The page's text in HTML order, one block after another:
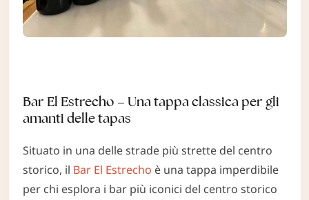
Bar El Estrecho – Una tappa classica per gli
amanti delle tapas
Situato in una delle strade più strette del centro
storico, il Bar El Estrecho è una tappa imperdibile
per chi esplora i bar più iconici del centro storico